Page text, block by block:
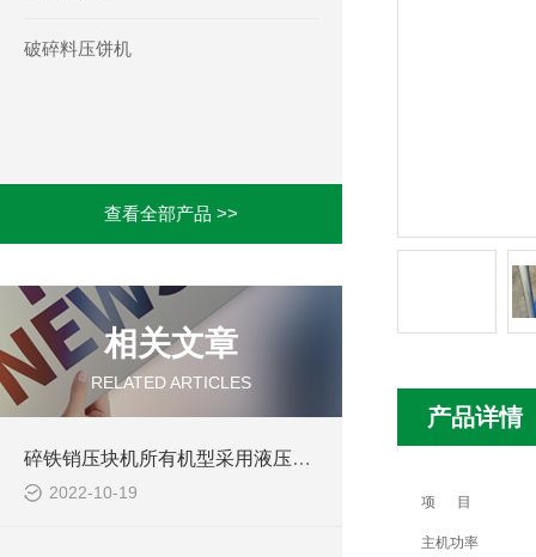
破碎料压饼机
查看全部产品 >>
相关文章
RELATED ARTICLES
碎铁销压块机所有机型采用液压驱动，可选择手动操作或PLC自动控制
2022-10-19
产品详情
项 目
主机功率